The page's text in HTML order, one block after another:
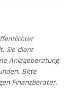
Sie dient
Anlageberatung
Bitte
Finanzberater.